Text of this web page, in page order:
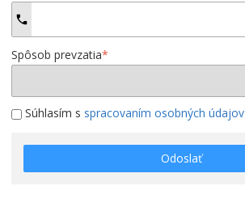
Spôsob prevzatia*
Súhlasím s spracovaním osobných údajov
Odoslať